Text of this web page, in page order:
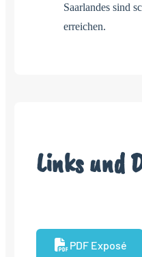
Saarlandes sind
erreichen.
Links und
PDF Exposé